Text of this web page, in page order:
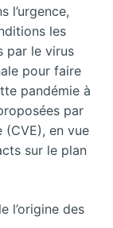
l’urgence,
les
par le virus
pour faire
pandémie à
par
(CVE), en vue
sur le plan
l’origine des